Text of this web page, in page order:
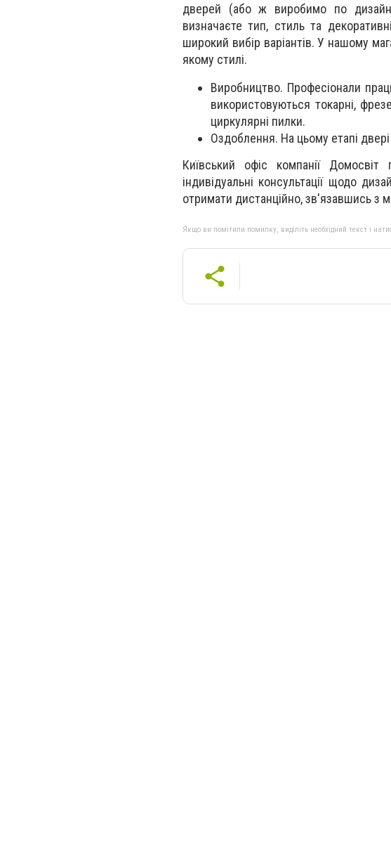
дверей (або ж виробимо по
визначаєте тип, стиль та
широкий вибір варіантів. У нашому
якому стилі.
Виробництво. Професіонали
використовуються токарні,
циркулярні пилки.
Оздоблення. На цьому етапі
Київський офіс компанії
індивідуальні консультації щодо
отримати дистанційно, зв'язавшись з
Якщо ви помітили помилку, виділіть необхідний текст і